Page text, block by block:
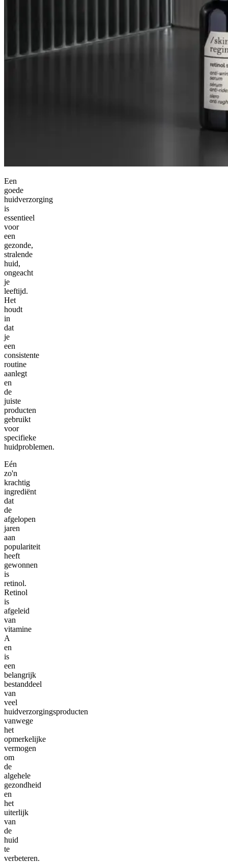
Een
goede
huidverzorging
is
essentieel
voor
een
gezonde,
stralende
huid,
ongeacht
je
leeftijd.
Het
houdt
in
dat
je
een
consistente
routine
aanlegt
en
de
juiste
producten
gebruikt
voor
specifieke
huidproblemen.
Eén
zo'n
krachtig
ingrediënt
dat
de
afgelopen
jaren
aan
populariteit
heeft
gewonnen
is
retinol.
Retinol
is
afgeleid
van
vitamine
A
en
is
een
belangrijk
bestanddeel
van
veel
huidverzorgingsproducten
vanwege
het
opmerkelijke
vermogen
om
de
algehele
gezondheid
en
het
uiterlijk
van
de
huid
te
verbeteren.